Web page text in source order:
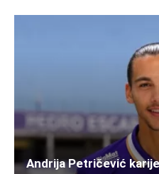
Andrija Petričević